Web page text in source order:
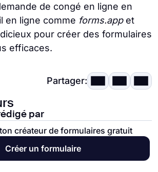
de congé en ligne en
en ligne comme forms.appet
pour créer des formulaires
efficaces.
Partager:
par
créateur de formulaires gratuit
Créer un formulaire